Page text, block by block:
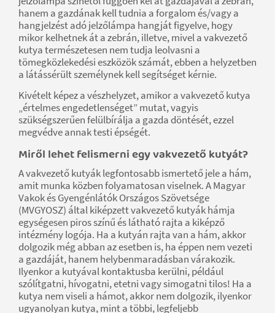
hanem a gazdának kell tudnia a forgalom és/vagy a
hangjelzést adó jelzőlámpa hangját figyelve, hogy
mikor kelhetnek át a zebrán, illetve, mivel a vakvezető
kutya természetesen nem tudja leolvasni a
tömegközlekedési eszközök számát, ebben a helyzetben
a látássérült személynek kell segítséget kérnie.
Kivételt képez a vészhelyzet, amikor a vakvezető kutya
„értelmes engedetlenséget” mutat, vagyis
szükségszerűen felülbírálja a gazda döntését, ezzel
megvédve annak testi épségét.
Miről lehet felismerni egy vakvezető kutyát?
A vakvezető kutyák legfontosabb ismertető jele a hám,
amit munka közben folyamatosan viselnek. A Magyar
Vakok és Gyengénlátók Országos Szövetsége
(MVGYOSZ) által kiképzett vakvezető kutyák hámja
egységesen piros színű és látható rajta a kiképző
intézmény logója. Ha a kutyán rajta van a hám, akkor
dolgozik még abban az esetben is, ha éppen nem vezeti
a gazdáját, hanem helybenmaradásban várakozik.
Ilyenkor a kutyával kontaktusba kerülni, például
szólítgatni, hívogatni, etetni vagy simogatni tilos! Ha a
kutya nem viseli a hámot, akkor nem dolgozik, ilyenkor
ugyanolyan kutya, mint a többi, legfeljebb